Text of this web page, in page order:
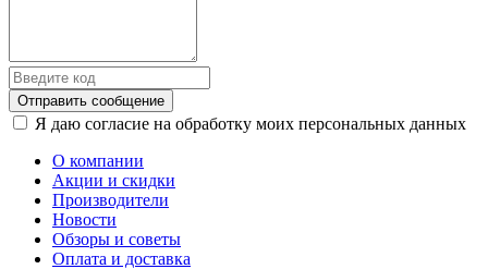
Отправить сообщение
Я даю согласие на обработку моих персональных данных
О компании
Акции и скидки
Производители
Новости
Обзоры и советы
Оплата и доставка